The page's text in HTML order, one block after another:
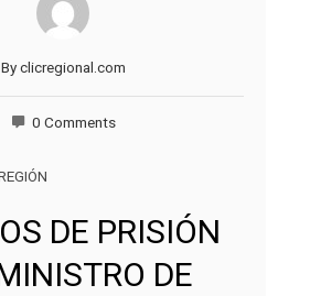
Byclicregional.com
0 Comments
DE PRISIÓN
DE